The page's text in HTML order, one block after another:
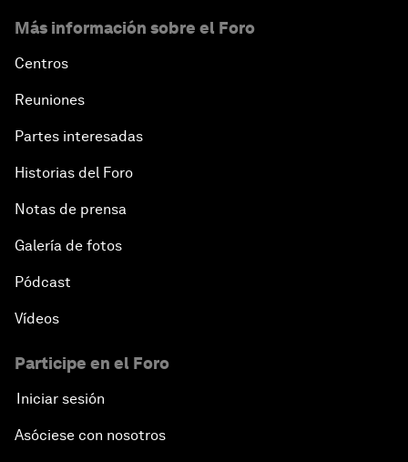
Más información sobre el Foro
Centros
Reuniones
Partes interesadas
Historias del Foro
Notas de prensa
Galería de fotos
Pódcast
Vídeos
Participe en el Foro
Iniciar sesión
Asóciese con nosotros